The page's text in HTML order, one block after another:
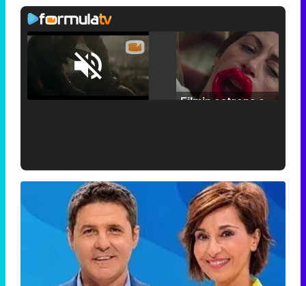
Unmute /
Loaded:
25.30%
'120 Minutos' celebra sus 2.000 programas en Telemadrid con un vídeo del día a día en la redacción
Tráiler de '33 días', la nueva serie de Atresplayer con Julián Villagrán y José Manuel Poga